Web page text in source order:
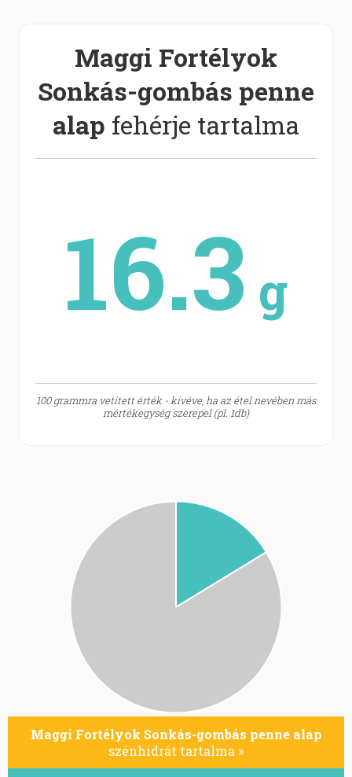
Maggi Fortélyok
Sonkás-gombás penne
alap fehérje tartalma
16.3 g
100 grammra vetített érték - kivéve, ha az étel nevében más
mértékegység szerepel (pl. 1db)
Maggi Fortélyok Sonkás-gombás penne alap
szénhidrát tartalma »